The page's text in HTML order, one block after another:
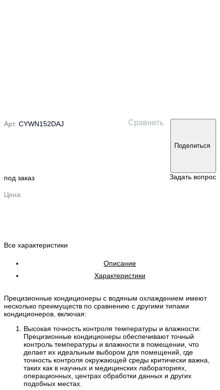
Арт. CYWN152DAJ Сравнить
Поделиться
под заказ Задать вопрос
Цена
Все характеристики
Описание
Характеристики
Прецизионные кондиционеры с водяным охлаждением имеют
несколько преимуществ по сравнению с другими типами
кондиционеров, включая:
Высокая точность контроля температуры и влажности:
Прецизионные кондиционеры обеспечивают точный
контроль температуры и влажности в помещении, что
делает их идеальным выбором для помещений, где
точность контроля окружающей среды критически важна,
таких как в научных и медицинских лабораториях,
операционных, центрах обработки данных и других
подобных местах.